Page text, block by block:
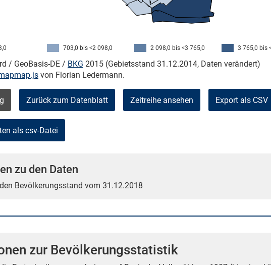
3 765,0 bis
2 098,0 bis <3 765,0
703,0 bis <2 098,0
/ GeoBasis-DE / BKG 2015 (Gebietsstand 31.12.2014, Daten verändert)
von Florian Ledermann.
Zurück zum Datenblatt Zeitreihe ansehen Export als CSV
zu den Daten
Bevölkerungsstand vom 31.12.2018
zur Bevölkerungsstatistik